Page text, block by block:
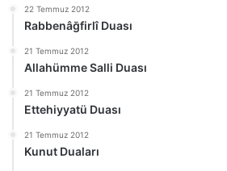
22 Temmuz 2012
Rabbenâğfirlî Duası
21 Temmuz 2012
Allahümme Salli Duası
21 Temmuz 2012
Ettehiyyatü Duası
21 Temmuz 2012
Kunut Duaları